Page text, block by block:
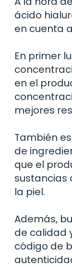
ácido
en cuenta
En primer
en el
mejores
También
de
que el
sustancias
la piel.
Además,
de calidad
código de